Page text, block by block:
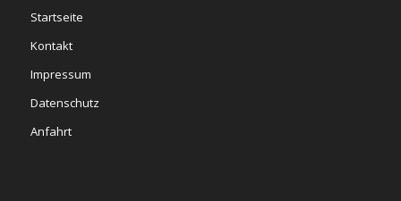
Startseite
Kontakt
Impressum
Datenschutz
Anfahrt